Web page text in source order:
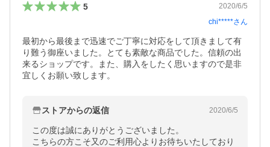
5
2020/6/5
chi*****さん
最初から最後まで迅速でご丁寧に対応をして頂きまして有
り難う御座いました。とても素敵な商品でした。信頼の出
来るショップです。また、購入をしたく思いますので是非
宜しくお願い致します。
ストアからの返信 2020/6/5
この度は誠にありがとうございました。
こちらの方こそ又のご利用心よりお待ちいたしており